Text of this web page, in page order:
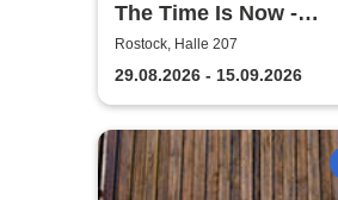
The Time Is Now -
Volkstheater Rostock
Rostock, Halle 207
29.08.2026 - 15.09.2026